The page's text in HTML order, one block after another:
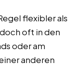
flexibler als
oft in den
oder am
anderen